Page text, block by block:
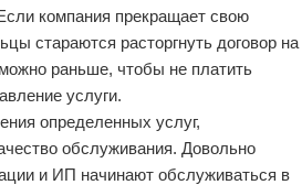
компания прекращает свою
стараются расторгнуть договор на
раньше, чтобы не платить
услуги.
определенных услуг,
обслуживания. Довольно
и ИП начинают обслуживаться в